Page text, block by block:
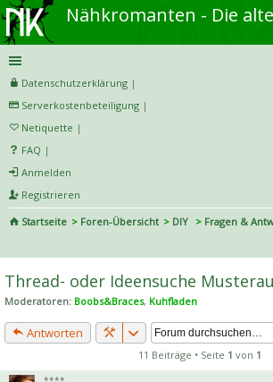
Datenschutzerklärung |
Serverkostenbeteiligung |
Netiquette |
FAQ |
Anmelden
Registrieren
Startseite
Foren-Übersicht DIY
Fragen &
he
Thread- oder Ideensuche
Moderatoren: Boobs&Braces, Kuhfladen
Antworten
11 Beiträge • Seite 1 von 1